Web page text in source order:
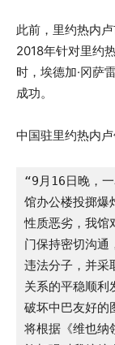
此前，里约热内
2018年针对里约
时，埃德加·冈萨
成功。
中国驻里约热内
“9月16日晚，
馆办公楼投掷爆
性质恶劣，我馆
门保持密切沟通
违法分子，并采
关系的平稳顺利
破坏中巴友好的
将根据《维也纳